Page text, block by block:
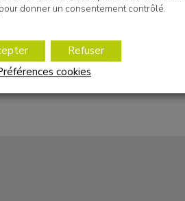
donner un consentement contrôlé.
Refuser
cookies